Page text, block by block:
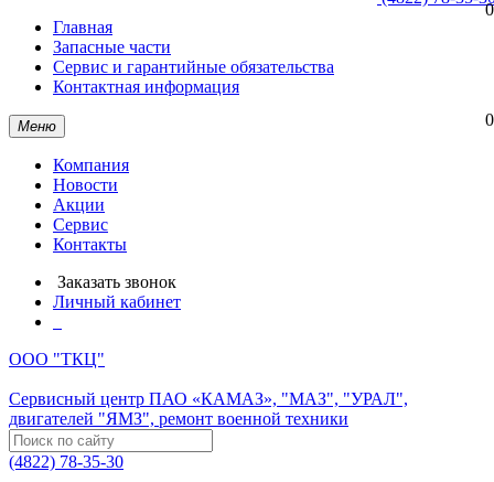
Главная
Запасные части
Сервис и гарантийные обязательства
Контактная информация
0
Меню
Компания
Новости
Акции
Сервис
Контакты
Заказать звонок
Личный кабинет
ООО "ТКЦ"
Сервисный центр ПАО «КАМАЗ», "МАЗ", "УРАЛ",
двигателей "ЯМЗ", ремонт военной техники
(4822) 78-35-30
0